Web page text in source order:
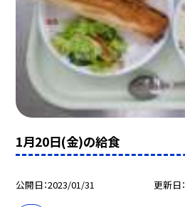
1月20日(金)の給食
公開日 2023/01/31 更新日